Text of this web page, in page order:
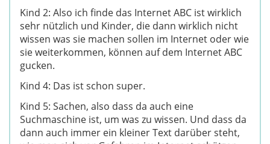
Kind 2: Also ich finde das Internet ABC ist wirklich
sehr nützlich und Kinder, die dann wirklich nicht
wissen was sie machen sollen im Internet oder wie
sie weiterkommen, können auf dem Internet ABC
gucken.
Kind 4: Das ist schon super.
Kind 5: Sachen, also dass da auch eine
Suchmaschine ist, um was zu wissen. Und dass da
dann auch immer ein kleiner Text darüber steht,